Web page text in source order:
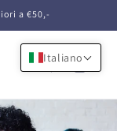
a €50,-
Carrello
Italiano